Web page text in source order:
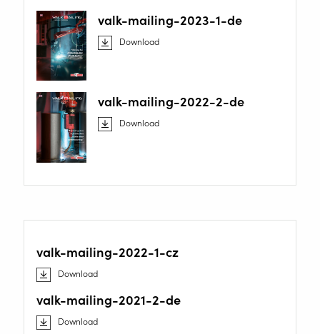
valk-mailing-2023-1-de
Download
valk-mailing-2022-2-de
Download
valk-mailing-2022-1-cz
Download
valk-mailing-2021-2-de
Download